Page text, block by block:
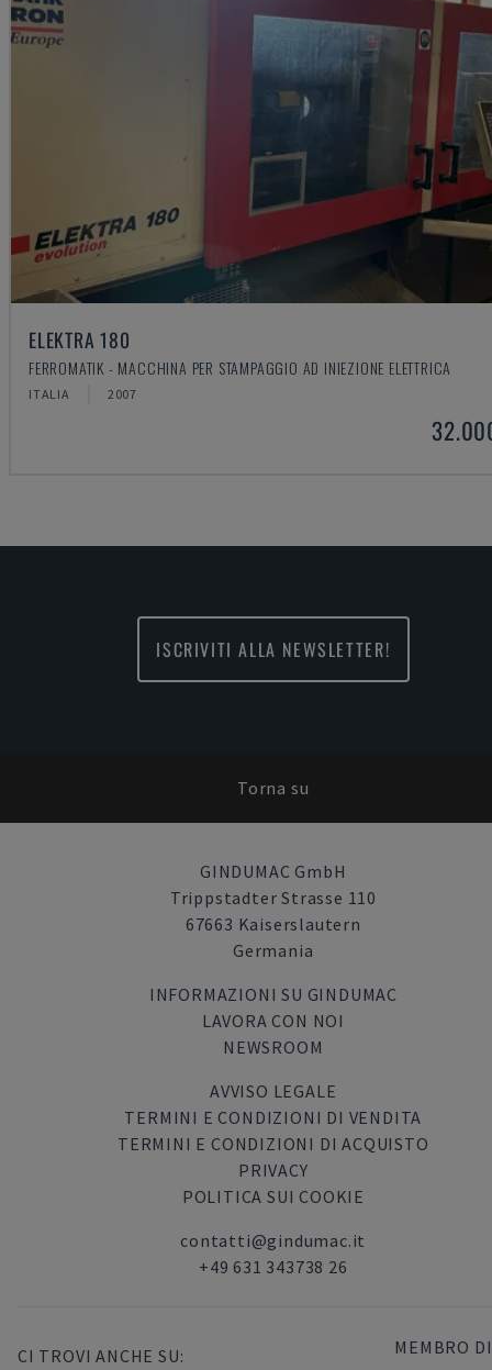
ELEKTRA 180
FERROMATIK - MACCHINA PER STAMPAGGIO AD INIEZIONE ELETTRICA
ITALIA 2007
ISCRIVITI ALLA NEWSLETTER!
Torna su
GINDUMAC GmbH
Trippstadter Strasse 110
67663 Kaiserslautern
Germania
INFORMAZIONI SU GINDUMAC
LAVORA CON NOI
NEWSROOM
AVVISO LEGALE
TERMINI E CONDIZIONI DI VENDITA
TERMINI E CONDIZIONI DI ACQUISTO
PRIVACY
POLITICA SUI COOKIE
contatti@gindumac.it
+49 631 343738 26
CI TROVI ANCHE SU: MEMBRO